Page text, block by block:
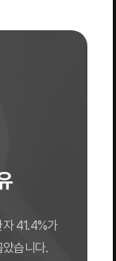
41.4%가
았습니다.